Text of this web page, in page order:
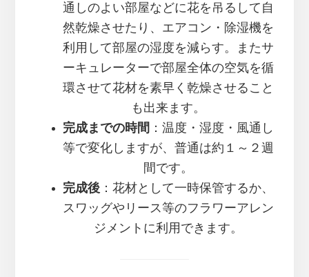
通しのよい部屋などに花を吊るして自
然乾燥させたり、エアコン・除湿機を
利用して部屋の湿度を減らす。またサ
ーキュレーターで部屋全体の空気を循
環させて花材を素早く乾燥させること
も出来ます。
完成までの時間 ：温度・湿度・風通し
等で変化しますが、普通は約１～２週
間です。
完成後 ：花材として一時保管するか、
スワッグやリース等のフラワーアレン
ジメントに利用できます。